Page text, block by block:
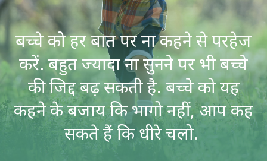
बच्चे को हर बात पर ना कहने से परहेज
करें. बहुत ज्यादा ना सुनने पर भी बच्चे
की जिद्द बढ़ सकती है. बच्चे को यह
कहने के बजाय कि भागो नहीं, आप कह
सकते हैं कि धीरे चलो.